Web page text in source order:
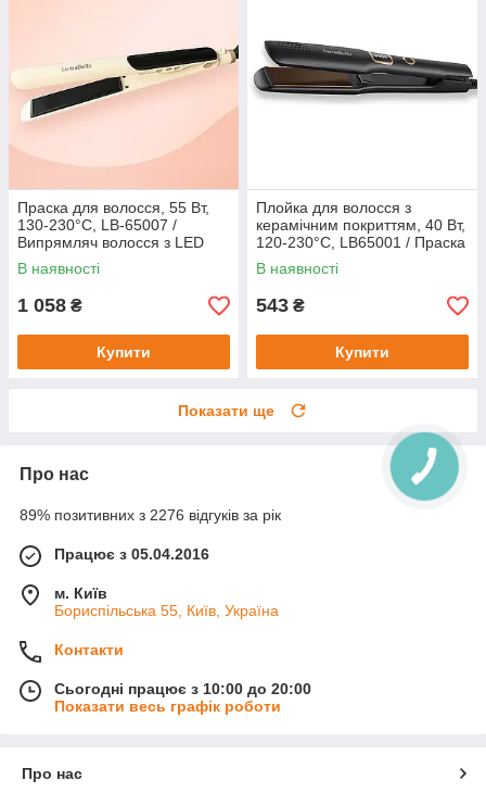
Праска для волосся, 55 Вт,
130-230°C, LB-65007 /
Випрямляч волосся з LED
дисплеєм / Плоскі щипці для
волосся
В наявності
1 058 ₴
Купити
Плойка для волосся з
керамічним покриттям, 40 Вт,
120-230°C, LB65001 / Праска
для волосся / Плоска плойка
В наявності
543 ₴
Купити
Показати ще
Про нас
89% позитивних з 2276 відгуків за рік
Працює з 05.04.2016
м. Київ
Бориспільська 55, Київ, Україна
Контакти
Сьогодні працює з 10:00 до 20:00
Показати весь графік роботи
Про нас